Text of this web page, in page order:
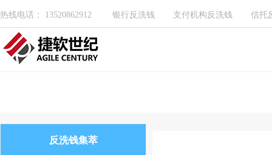
热线电话： 13520862912 银行反洗钱 支付机构反洗钱 信托
反洗钱集萃